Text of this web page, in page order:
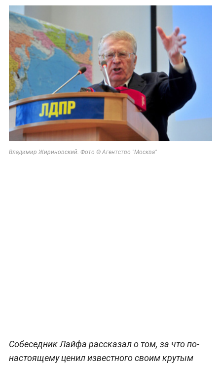
Владимир Жириновский. Фото © Агентство "Москва"
Собеседник Лайфа рассказал о том, за что по-
настоящему ценил известного своим крутым